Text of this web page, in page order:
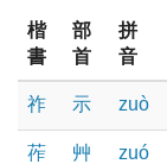
楷
書
部
首
拼
音
祚 示 zuò
莋 艸 zuó